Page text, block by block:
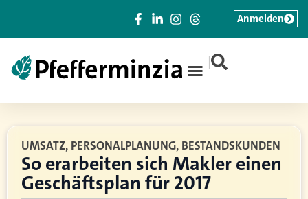
|
Anmelden
UMSATZ, PERSONALPLANUNG, BESTANDSKUNDEN
So erarbeiten sich Makler einen
Geschäftsplan für 2017